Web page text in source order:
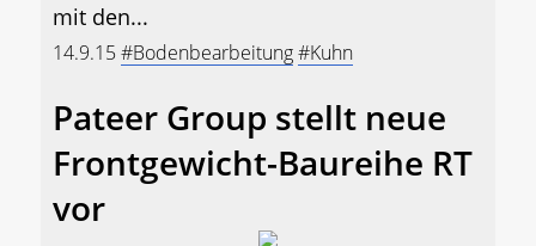
mit den...
14.9.15#Bodenbearbeitung#Kuhn
Pateer Group stellt neue
Frontgewicht-Baureihe RT
vor